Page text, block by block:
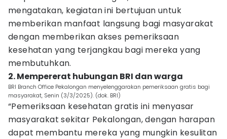
mengatakan, kegiatan ini bertujuan untuk
memberikan manfaat langsung bagi masyarakat
dengan memberikan akses pemeriksaan
kesehatan yang terjangkau bagi mereka yang
membutuhkan.
2. Mempererat hubungan BRI dan warga
BRI Branch Office Pekalongan menyelenggarakan pemeriksaan gratis bagi
masyarakat, Senin (3/3/2025). (dok. BRI)
“Pemeriksaan kesehatan gratis ini menyasar
masyarakat sekitar Pekalongan, dengan harapan
dapat membantu mereka yang mungkin kesulitan